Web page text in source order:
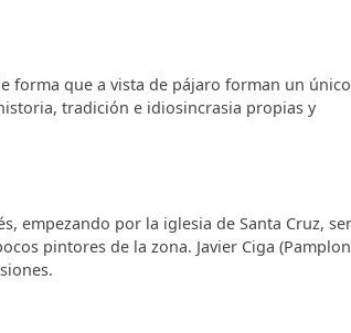
forma que a vista de pájaro forman un único
tradición e idiosincrasia propias y
empezando por la iglesia de Santa Cruz,
pintores de la zona. Javier Ciga